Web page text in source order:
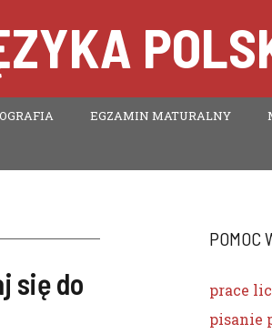
EGZAMIN MATURALNY
się do
POMOC
prace
pisanie